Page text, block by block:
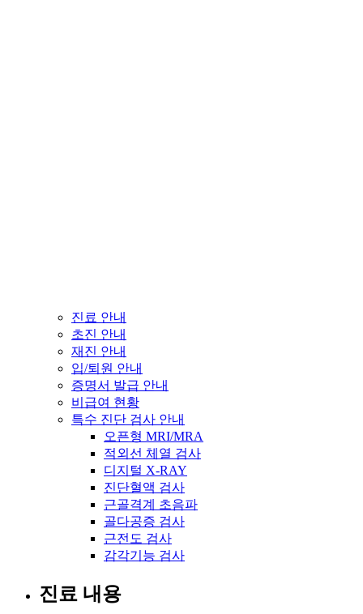
진료 안내
초진 안내
재진 안내
입/퇴원 안내
증명서 발급 안내
비급여 현황
특수 진단 검사 안내
오픈형 MRI/MRA
적외선 체열 검사
디지털 X-RAY
진단혈액 검사
근골격계 초음파
골다공증 검사
근전도 검사
감각기능 검사
진료 내용